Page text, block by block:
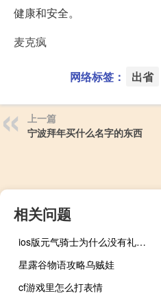
健康和安全。
麦克疯
网络标签： 出省
上一篇
宁波拜年买什么名字的东西
相关问题
ios版元气骑士为什么没有礼包码去哪里兑换
星露谷物语攻略乌贼娃
cf游戏里怎么打表情